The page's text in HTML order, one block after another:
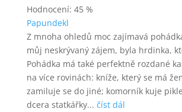
Hodnocení: 45 %
Papundekl
Z mnoha ohledů moc zajímavá
můj neskrývaný zájem, byla hrdinka,
Pohádka má také perfektně rozdané
na více rovinách: kníže, který se má
zamiluje se do jiné; komorník kuje
dcera statkářky... číst dál